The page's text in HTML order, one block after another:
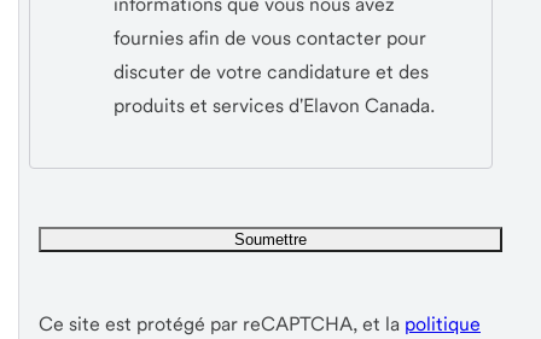
fournies afin de vous contacter pour
discuter de votre candidature et des
produits et services d'Elavon Canada.
Ce site est protégé par reCAPTCHA, et la politique